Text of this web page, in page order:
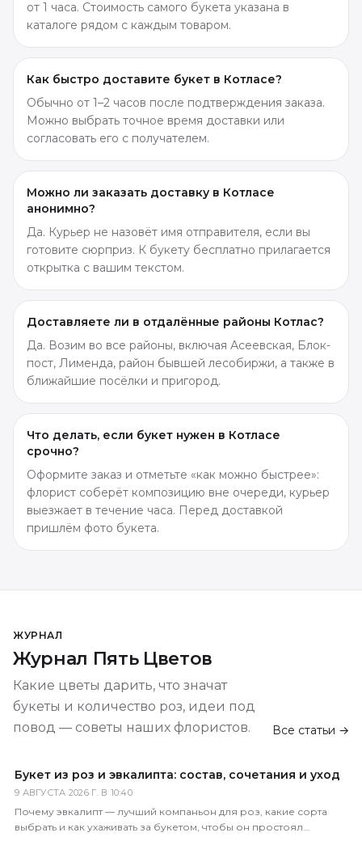
от 1 часа. Стоимость самого букета указана в
каталоге рядом с каждым товаром.
Как быстро доставите букет в Котласе?
Обычно от 1–2 часов после подтверждения заказа.
Можно выбрать точное время доставки или
согласовать его с получателем.
Можно ли заказать доставку в Котласе
анонимно?
Да. Курьер не назовёт имя отправителя, если вы
готовите сюрприз. К букету бесплатно прилагается
открытка с вашим текстом.
Доставляете ли в отдалённые районы Котлас?
Да. Возим во все районы, включая Асеевская, Блок-
пост, Лименда, район бывшей лесобиржи, а также в
ближайшие посёлки и пригород.
Что делать, если букет нужен в Котласе
срочно?
Оформите заказ и отметьте «как можно быстрее»:
флорист соберёт композицию вне очереди, курьер
выезжает в течение часа. Перед доставкой
пришлём фото букета.
ЖУРНАЛ
Журнал Пять Цветов
Какие цветы дарить, что значат
букеты и количество роз, идеи под
повод — советы наших флористов.
Все статьи →
Букет из роз и эвкалипта: состав, сочетания и уход
9 АВГУСТА 2026 Г. В 10:40
Почему эвкалипт — лучший компаньон для роз, какие сорта
выбрать и как ухаживать за букетом, чтобы он простоял